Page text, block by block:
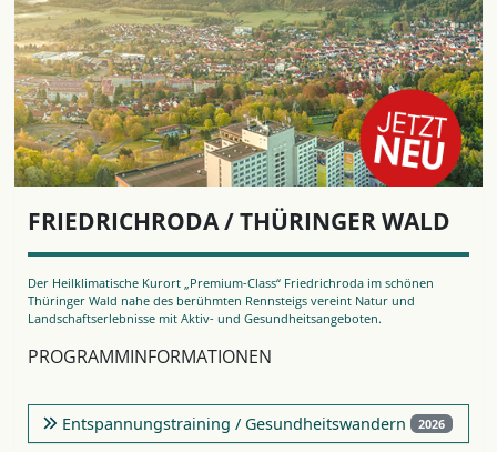
FRIEDRICHRODA / THÜRINGER WALD
Der Heilklimatische Kurort „Premium-Class“ Friedrichroda im schönen
Thüringer Wald nahe des berühmten Rennsteigs vereint Natur und
Landschaftserlebnisse mit Aktiv- und Gesundheitsangeboten.
PROGRAMMINFORMATIONEN
Entspannungstraining / Gesundheitswandern 2026